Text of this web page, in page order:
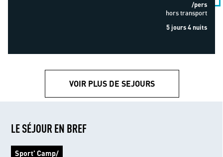
/pers
hors transport
5 jours 4 nuits
VOIR PLUS DE SEJOURS
LE SÉJOUR EN BREF
Sport' Camp/